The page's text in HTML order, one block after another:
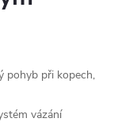
pohyb při kopech,
vázání